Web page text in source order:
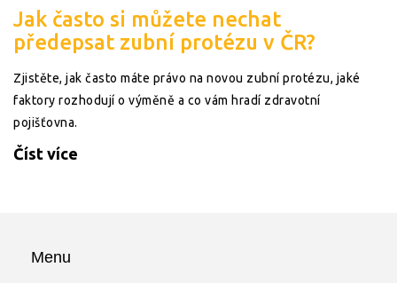
Jak často si můžete nechat
předepsat zubní protézu v ČR?
Zjistěte, jak často máte právo na novou zubní protézu, jaké
faktory rozhodují o výměně a co vám hradí zdravotní
pojišťovna.
Číst více
Menu